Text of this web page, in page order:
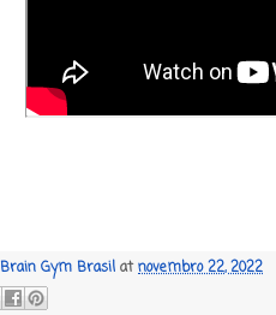
Brain Gym Brasil atnovembro 22, 2022